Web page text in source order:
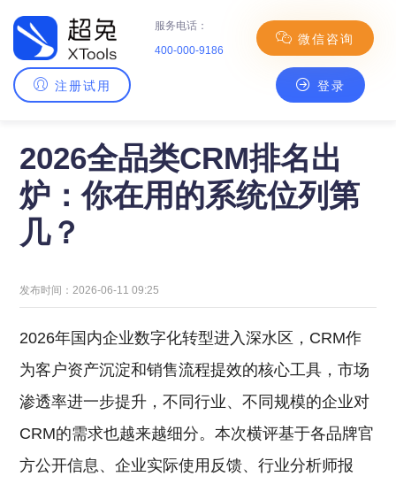
服务电话：
400-000-9186
微信咨询
注册试用 登录
主页>CRM百科> 2026全品类CRM排名出炉：你在用的系统位列第几？
2026全品类CRM排名出
炉：你在用的系统位列第
几？
发布时间：2026-06-11 09:25
2026年国内企业数字化转型进入深水区，CRM作
为客户资产沉淀和销售流程提效的核心工具，市场
渗透率进一步提升，不同行业、不同规模的企业对
CRM的需求也越来越细分。本次横评基于各品牌官
方公开信息、企业实际使用反馈、行业分析师报